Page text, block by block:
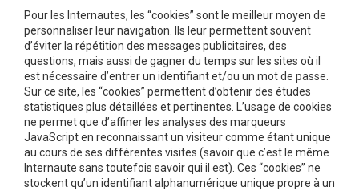
Pour les Internautes, les “cookies” sont le meilleur moyen de
personnaliser leur navigation. Ils leur permettent souvent
d’éviter la répétition des messages publicitaires, des
questions, mais aussi de gagner du temps sur les sites où il
est nécessaire d’entrer un identifiant et/ou un mot de passe.
Sur ce site, les “cookies” permettent d’obtenir des études
statistiques plus détaillées et pertinentes. L’usage de cookies
ne permet que d’affiner les analyses des marqueurs
JavaScript en reconnaissant un visiteur comme étant unique
au cours de ses différentes visites (savoir que c’est le même
Internaute sans toutefois savoir qui il est). Ces “cookies” ne
stockent qu’un identifiant alphanumérique unique propre à un